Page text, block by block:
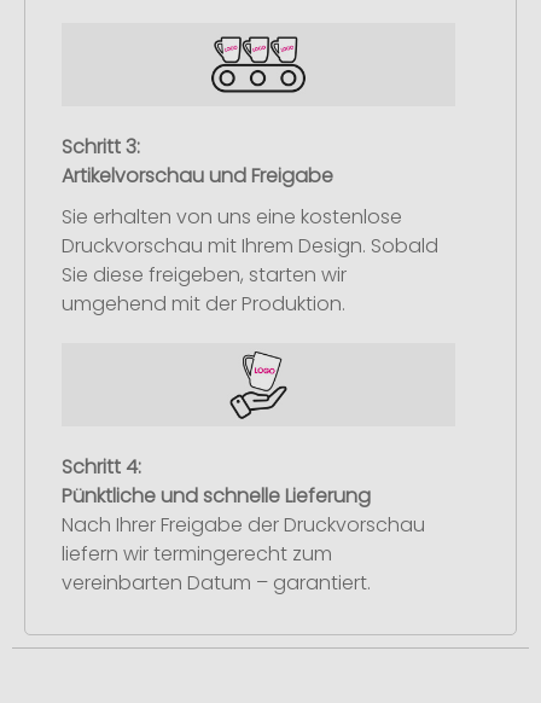
Schritt 3:
Artikelvorschau und Freigabe
Sie erhalten von uns eine kostenlose
Druckvorschau mit Ihrem Design. Sobald
Sie diese freigeben, starten wir
umgehend mit der Produktion.
Schritt 4:
Pünktliche und schnelle Lieferung
Nach Ihrer Freigabe der Druckvorschau
liefern wir termingerecht zum
vereinbarten Datum – garantiert.